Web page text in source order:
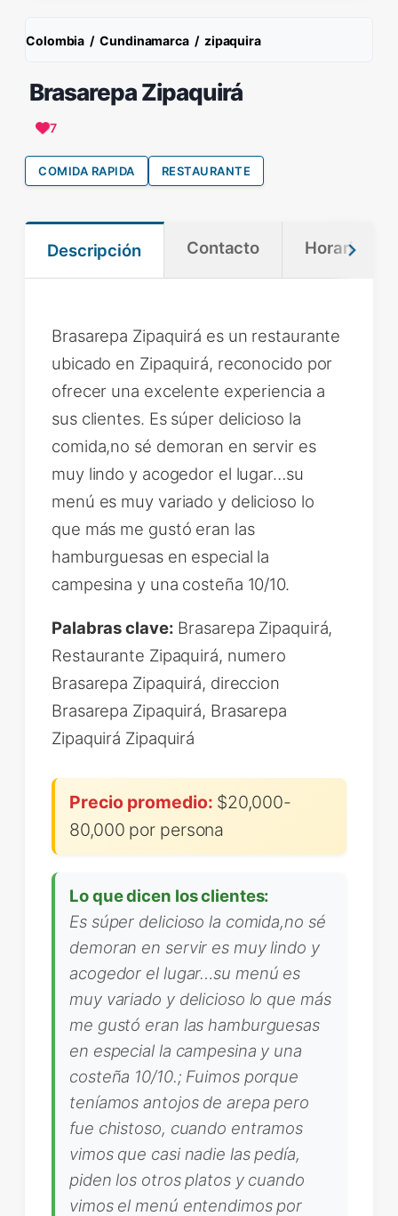
Colombia / Cundinamarca / zipaquira
Brasarepa Zipaquirá
7
COMIDA RAPIDA RESTAURANTE
Descripción Contacto Horario
Brasarepa Zipaquirá es un restaurante
ubicado en Zipaquirá, reconocido por
ofrecer una excelente experiencia a
sus clientes. Es súper delicioso la
comida,no sé demoran en servir es
muy lindo y acogedor el lugar…su
menú es muy variado y delicioso lo
que más me gustó eran las
hamburguesas en especial la
campesina y una costeña 10/10.
Palabras clave: Brasarepa Zipaquirá,
Restaurante Zipaquirá, numero
Brasarepa Zipaquirá, direccion
Brasarepa Zipaquirá, Brasarepa
Zipaquirá Zipaquirá
Precio promedio: $20,000-
80,000 por persona
Lo que dicen los clientes:
Es súper delicioso la comida,no sé
demoran en servir es muy lindo y
acogedor el lugar…su menú es
muy variado y delicioso lo que más
me gustó eran las hamburguesas
en especial la campesina y una
costeña 10/10.; Fuimos porque
teníamos antojos de arepa pero
fue chistoso, cuando entramos
vimos que casi nadie las pedía,
piden los otros platos y cuando
vimos el menú entendimos por